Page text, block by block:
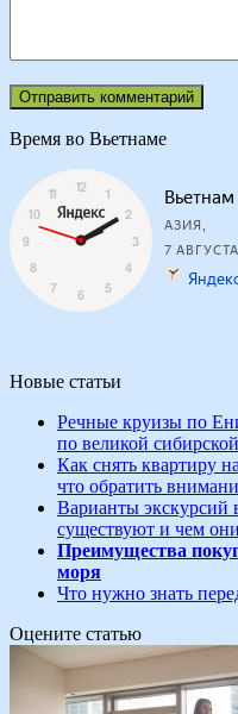
Время во Вьетнаме
Новые статьи
Речные круизы по
по великой
Как снять квартиру
что обратить
Варианты экскурсий
существуют и чем
Преимущества
моря
Что нужно знать
Оцените статью